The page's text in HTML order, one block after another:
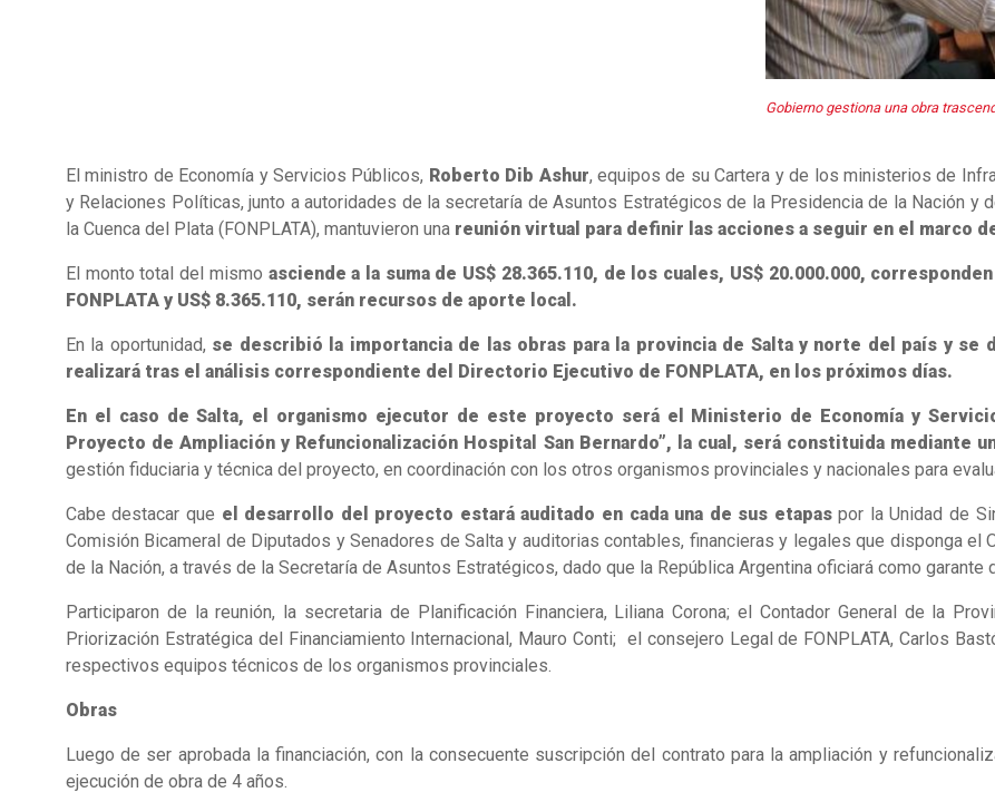
Gobierno gestiona una obra
El ministro de Economía y Servicios Públicos, Roberto Dib Ashur, equipos de su Cartera y de los ministerios de
y Relaciones Políticas, junto a autoridades de la secretaría de Asuntos Estratégicos de la Presidencia de la Nación y
la Cuenca del Plata (FONPLATA), mantuvieron una reunión virtual para definir las acciones a seguir en el marco
El monto total del mismo asciende a la suma de US$ 28.365.110, de los cuales, US$ 20.000.000,
FONPLATA y US$ 8.365.110, serán recursos de aporte local.
En la oportunidad, se describió la importancia de las obras para la provincia de Salta y norte del país y se
realizará tras el análisis correspondiente del Directorio Ejecutivo de FONPLATA, en los próximos días.
En el caso de Salta, el organismo ejecutor de este proyecto será el Ministerio de Economía y
Proyecto de Ampliación y Refuncionalización Hospital San Bernardo”, la cual, será constituida mediante
gestión fiduciaria y técnica del proyecto, en coordinación con los otros organismos provinciales y nacionales para
Cabe destacar que el desarrollo del proyecto estará auditado en cada una de sus etapaspor la Unidad de
Comisión Bicameral de Diputados y Senadores de Salta y auditorias contables, financieras y legales que disponga el
de la Nación, a través de la Secretaría de Asuntos Estratégicos, dado que la República Argentina oficiará como garante
Participaron de la reunión, la secretaria de Planificación Financiera, Liliana Corona; el Contador General de la
Priorización Estratégica del Financiamiento Internacional, Mauro Conti; el consejero Legal de FONPLATA, Carlos
respectivos equipos técnicos de los organismos provinciales.
Obras
Luego de ser aprobada la financiación, con la consecuente suscripción del contrato para la ampliación y
ejecución de obra de 4 años.